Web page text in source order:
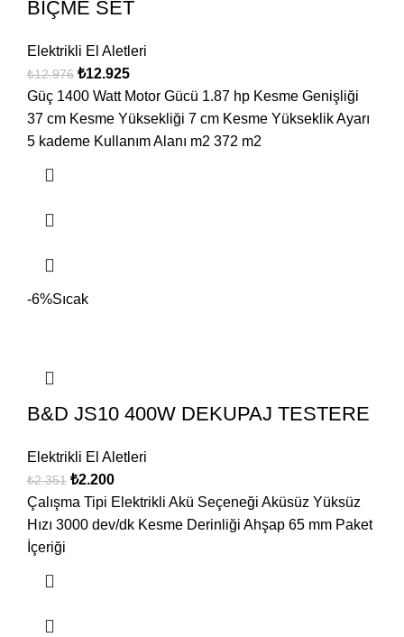
BIÇME SET
Elektrikli El Aletleri
₺12.976 ₺12.925
Güç 1400 Watt Motor Gücü 1.87 hp Kesme Genişliği
37 cm Kesme Yüksekliği 7 cm Kesme Yükseklik Ayarı
5 kademe Kullanım Alanı m2 372 m2
-6%Sıcak
B&D JS10 400W DEKUPAJ TESTERE
Elektrikli El Aletleri
₺2.351 ₺2.200
Çalışma Tipi Elektrikli Akü Seçeneği Aküsüz Yüksüz
Hızı 3000 dev/dk Kesme Derinliği Ahşap 65 mm Paket
İçeriği